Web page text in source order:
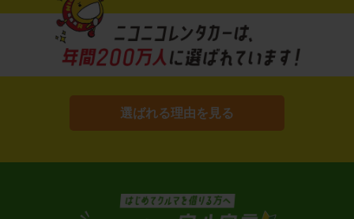
選ばれる理由を見る